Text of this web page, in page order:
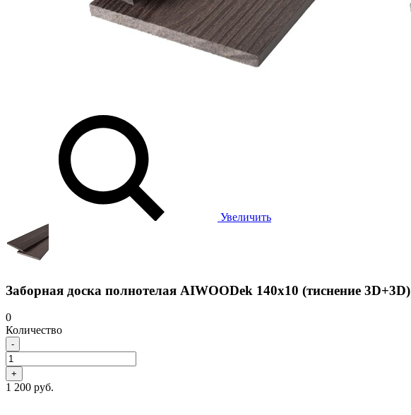
Увеличить
Заборная доска полнотелая AIWOODek 140х10 (тиснение 3D+3D)
0
Количество
-
+
1 200 руб.